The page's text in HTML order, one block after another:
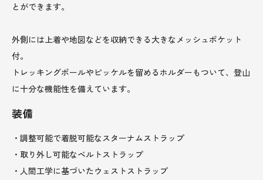
とができます。
外側には上着や地図などを収納できる大きなメッシュポケット
付。
トレッキングポールやピッケルを留めるホルダーもついて、登山
に十分な機能性を備えています。
装備
・調整可能で着脱可能なスターナムストラップ
・取り外し可能なベルトストラップ
・人間工学に基づいたウェストストラップ